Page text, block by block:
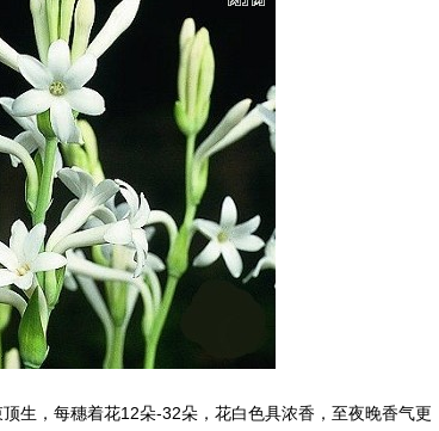
，每穗着花12朵-32朵，花白色具浓香，至夜晚香气更